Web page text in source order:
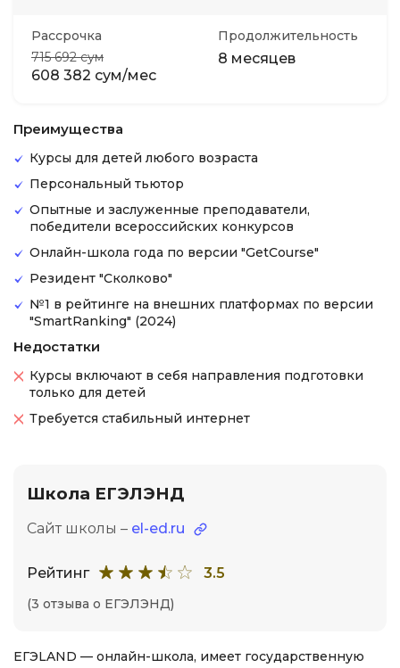
Рассрочка
715 692 сум
608 382 сум/мес
Продолжительность
8 месяцев
Преимущества
Курсы для детей любого возраста
Персональный тьютор
Опытные и заслуженные преподаватели,
победители всероссийских конкурсов
Онлайн-школа года по версии "GetCourse"
Резидент "Сколково"
№1 в рейтинге на внешних платформах по версии
"SmartRanking" (2024)
Недостатки
Курсы включают в себя направления подготовки
только для детей
Требуется стабильный интернет
Школа ЕГЭЛЭНД
Сайт школы – el-ed.ru
Рейтинг 3.5
(3 отзыва о ЕГЭЛЭНД)
ЕГЭLAND — онлайн-школа, имеет государственную